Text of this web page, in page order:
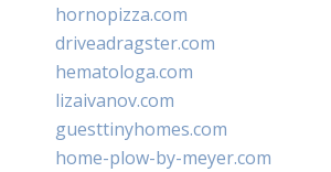
hornopizza.com
driveadragster.com
hematologa.com
lizaivanov.com
guesttinyhomes.com
home-plow-by-meyer.com